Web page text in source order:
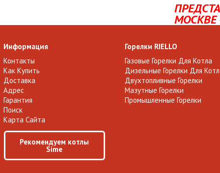
МОСКВЕ
Информация
Контакты
Как Купить
Доставка
Адрес
Гарантия
Поиск
Карта Сайта
Рекомендуем котлы
Sime
Горелки RIELLO
Газовые Горелки Для Котла
Дизельные Горелки Для
Двухтопливные Горелки
Мазутные Горелки
Промышленные Горелки